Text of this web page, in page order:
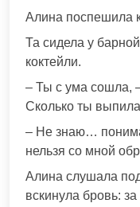
Алина поспешила
Та сидела у
коктейли.
– Ты с ума сошла,
Сколько ты
– Не знаю…
нельзя со мной
Алина слушала
вскинула бровь: